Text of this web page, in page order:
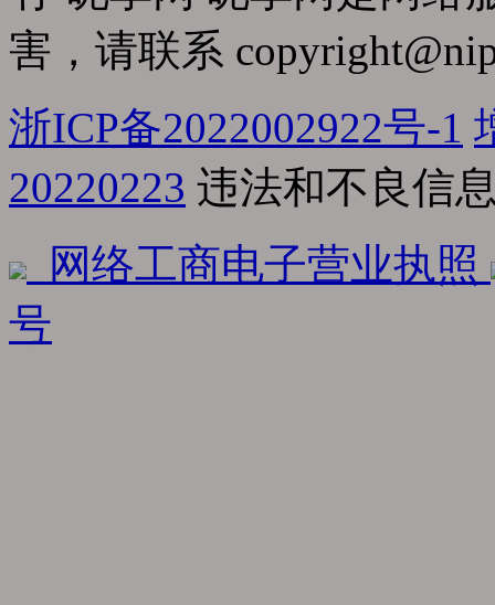
害，请联系
浙ICP备2022002922号-1
20220223 违法和不良信
网络工商电子营业执照
号